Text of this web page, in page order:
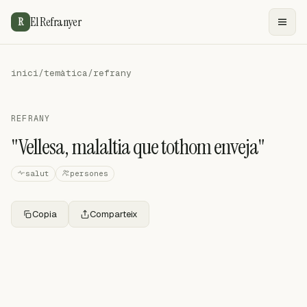
R El Refranyer
inici/temàtica/refrany
REFRANY
"Vellesa, malaltia que tothom enveja"
salut persones
Copia Comparteix